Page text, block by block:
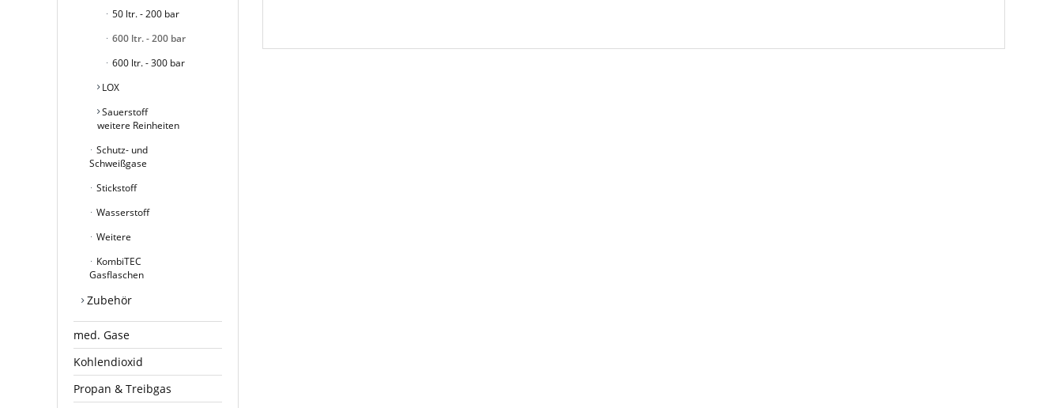
50 ltr. - 200 bar
600 ltr. - 200 bar
600 ltr. - 300 bar
LOX
Sauerstoff
weitere Reinheiten
Schutz- und
Schweißgase
Stickstoff
Wasserstoff
Weitere
KombiTEC
Gasflaschen
Zubehör
med. Gase
Kohlendioxid
Propan & Treibgas